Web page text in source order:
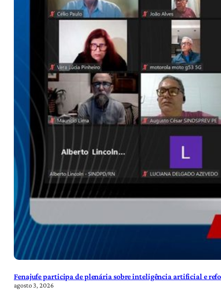
Fenajufe participa de plenária sobre inteligência artificial e
agosto 3, 2026